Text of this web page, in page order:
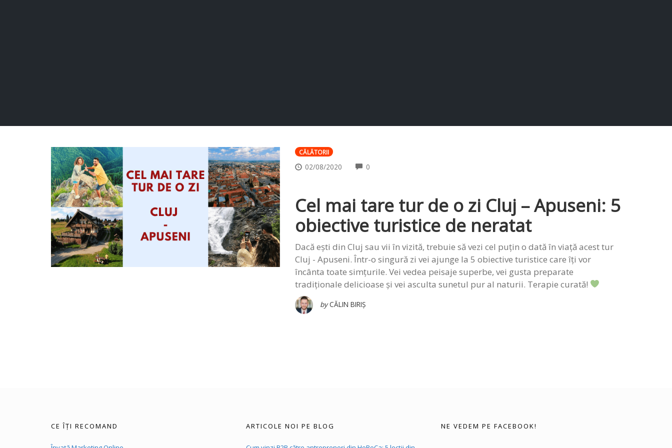
CĂLĂTORII
02/08/2020 0
Cel mai tare tur de o zi Cluj – Apuseni: 5
obiective turistice de neratat
Dacă ești din Cluj sau vii în vizită, trebuie să vezi cel puțin o dată în viață acest tur
Cluj - Apuseni. Într-o singură zi vei ajunge la 5 obiective turistice care îți vor
încânta toate simțurile. Vei vedea peisaje superbe, vei gusta preparate
tradiționale delicioase și vei asculta sunetul pur al naturii. Terapie curată!
by CĂLIN BIRIȘ
CE ÎȚI RECOMAND ARTICOLE NOI PE BLOG NE VEDEM PE FACEBOOK!